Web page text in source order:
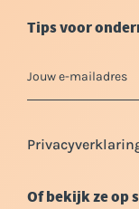
Tips voor
Of bekijk ze op